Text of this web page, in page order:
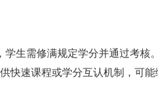
生需修满规定学分并通过考
快速课程或学分互认机制，可能